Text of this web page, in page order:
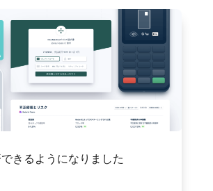
きるようになりました